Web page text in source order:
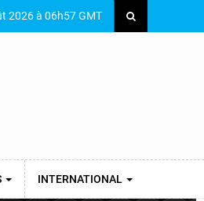
2026 à 06h57 GMT
INTERNATIONAL